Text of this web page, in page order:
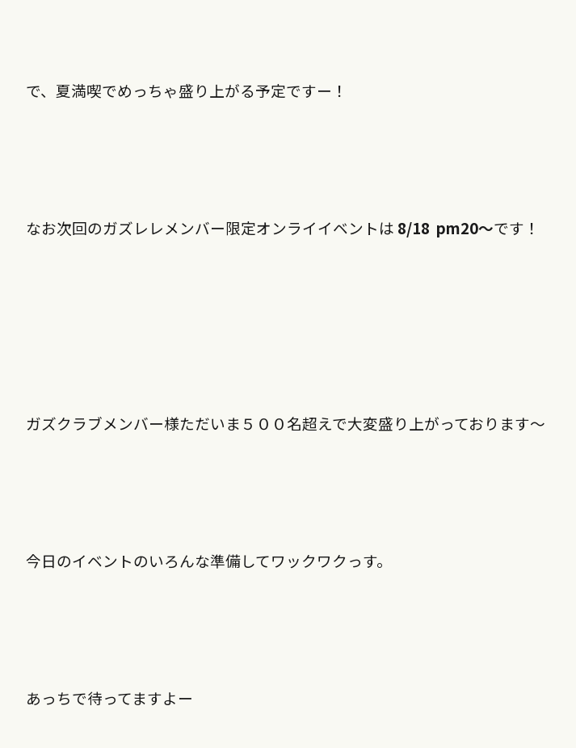
で、夏満喫でめっちゃ盛り上がる予定ですー！
なお次回のガズレレメンバー限定オンライイベントは 8/18 pm20～です！
ガズクラブメンバー様ただいま５００名超えで大変盛り上がっております～
今日のイベントのいろんな準備してワックワクっす。
あっちで待ってますよー